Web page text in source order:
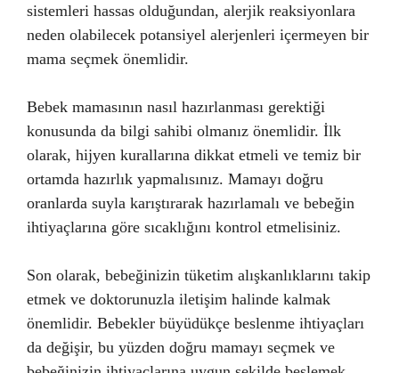
sistemleri hassas olduğundan, alerjik reaksiyonlara
neden olabilecek potansiyel alerjenleri içermeyen bir
mama seçmek önemlidir.
Bebek mamasının nasıl hazırlanması gerektiği
konusunda da bilgi sahibi olmanız önemlidir. İlk
olarak, hijyen kurallarına dikkat etmeli ve temiz bir
ortamda hazırlık yapmalısınız. Mamayı doğru
oranlarda suyla karıştırarak hazırlamalı ve bebeğin
ihtiyaçlarına göre sıcaklığını kontrol etmelisiniz.
Son olarak, bebeğinizin tüketim alışkanlıklarını takip
etmek ve doktorunuzla iletişim halinde kalmak
önemlidir. Bebekler büyüdükçe beslenme ihtiyaçları
da değişir, bu yüzden doğru mamayı seçmek ve